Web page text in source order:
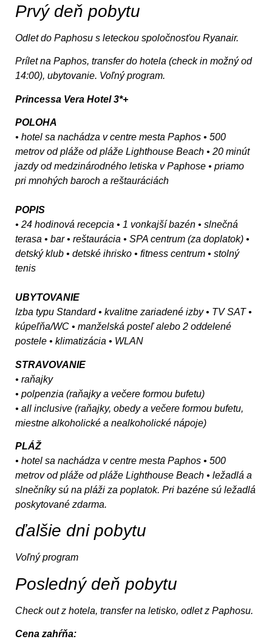
Prvý deň pobytu
Odlet do Paphosu s leteckou spoločnosťou Ryanair.
Prílet na Paphos, transfer do hotela (check in možný od
14:00), ubytovanie. Voľný program.
Princessa Vera Hotel 3*+
POLOHA
• hotel sa nachádza v centre mesta Paphos • 500
metrov od pláže od pláže Lighthouse Beach • 20 minút
jazdy od medzinárodného letiska v Paphose • priamo
pri mnohých baroch a reštauráciách
POPIS
• 24 hodinová recepcia • 1 vonkajší bazén • slnečná
terasa • bar • reštaurácia • SPA centrum (za doplatok) •
detský klub • detské ihrisko • fitness centrum • stolný
tenis
UBYTOVANIE
Izba typu Standard • kvalitne zariadené izby • TV SAT •
kúpeľňa/WC • manželská posteľ alebo 2 oddelené
postele • klimatizácia • WLAN
STRAVOVANIE
• raňajky
• polpenzia (raňajky a večere formou bufetu)
• all inclusive (raňajky, obedy a večere formou bufetu,
miestne alkoholické a nealkoholické nápoje)
PLÁŽ
• hotel sa nachádza v centre mesta Paphos • 500
metrov od pláže od pláže Lighthouse Beach • ležadlá a
slnečníky sú na pláži za poplatok. Pri bazéne sú ležadlá
poskytované zdarma.
ďalšie dni pobytu
Voľný program
Posledný deň pobytu
Check out z hotela, transfer na letisko, odlet z Paphosu.
Cena zahŕňa: